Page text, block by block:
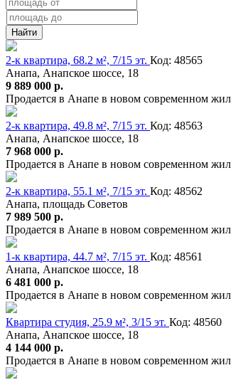
Найти
2-к квартира, 68.2 м², 7/15 эт. Код: 48565
Анапа, Анапское шоссе, 18
9 889 000 р.
Продается в Анапе в новом современном
2-к квартира, 49.8 м², 7/15 эт. Код: 48563
Анапа, Анапское шоссе, 18
7 968 000 р.
Продается в Анапе в новом современном
2-к квартира, 55.1 м², 7/15 эт. Код: 48562
Анапа, площадь Советов
7 989 500 р.
Продается в Анапе в новом современном
1-к квартира, 44.7 м², 7/15 эт. Код: 48561
Анапа, Анапское шоссе, 18
6 481 000 р.
Продается в Анапе в новом современном
Квартира студия, 25.9 м², 3/15 эт. Код: 48560
Анапа, Анапское шоссе, 18
4 144 000 р.
Продается в Анапе в новом современном